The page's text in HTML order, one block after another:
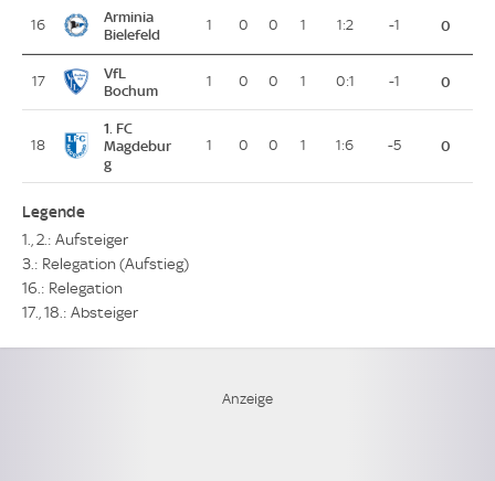
16
Arminia
Bielefeld
1 0 0 1 1:2 -1 0
17
VfL
Bochum
1 0 0 1 0:1 -1 0
18
1. FC
Magdebur
g
1 0 0 1 1:6 -5 0
Legende
1., 2.: Aufsteiger
3.: Relegation (Aufstieg)
16.: Relegation
17., 18.: Absteiger